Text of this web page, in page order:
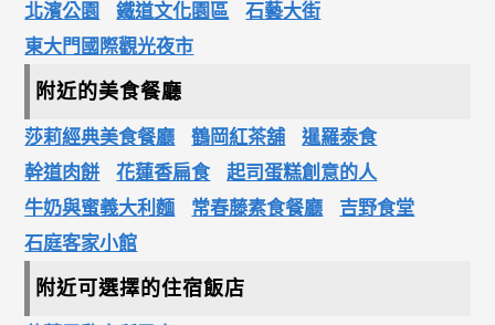
北濱公園
鐵道文化園區
石藝大街
東大門國際觀光夜市
附近的美食餐廳
莎莉經典美食餐廳 鶴岡紅茶舖
暹羅泰食
幹道肉餅
花蓮香扁食
起司蛋糕創意的人
牛奶與蜜義大利麵
常春藤素食餐廳
吉野食堂
石庭客家小館
附近可選擇的住宿飯店